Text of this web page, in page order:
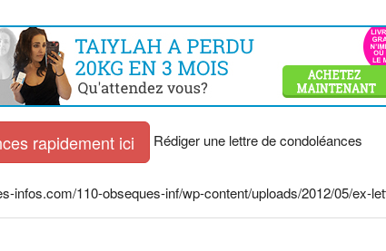
rapidement ici Rédiger une lettre de condoléances
infos.com/110-obseques-inf/wp-content/uploads/2012/05/ex-